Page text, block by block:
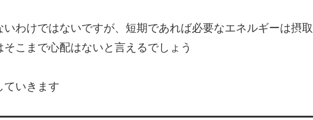
わけではないですが、短期であれば必要なエネルギーは摂取
こまで心配はないと言えるでしょう
ていきます